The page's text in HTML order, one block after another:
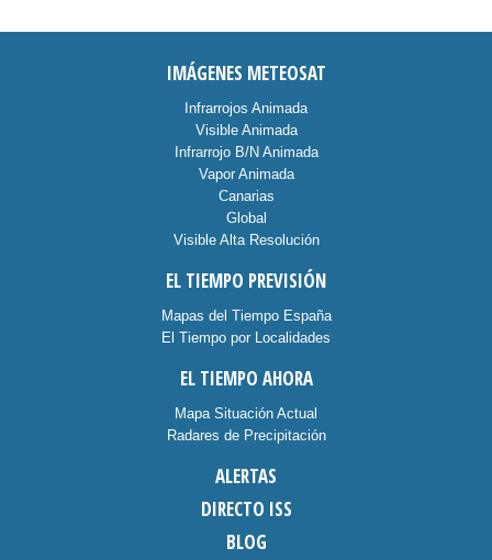
IMÁGENES METEOSAT
Infrarrojos Animada
Visible Animada
Infrarrojo B/N Animada
Vapor Animada
Canarias
Global
Visible Alta Resolución
EL TIEMPO PREVISIÓN
Mapas del Tiempo España
El Tiempo por Localidades
EL TIEMPO AHORA
Mapa Situación Actual
Radares de Precipitación
ALERTAS
DIRECTO ISS
BLOG